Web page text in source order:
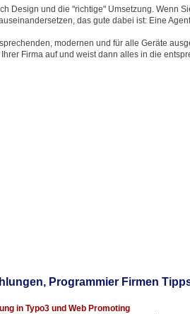
Design und die "richtige" Umsetzung. Wenn
das gute dabei ist: Eine
modernen und für alle Geräte
Firma auf und weist dann alles in die
Programmier Firmen
in Typo3 und Web Promoting